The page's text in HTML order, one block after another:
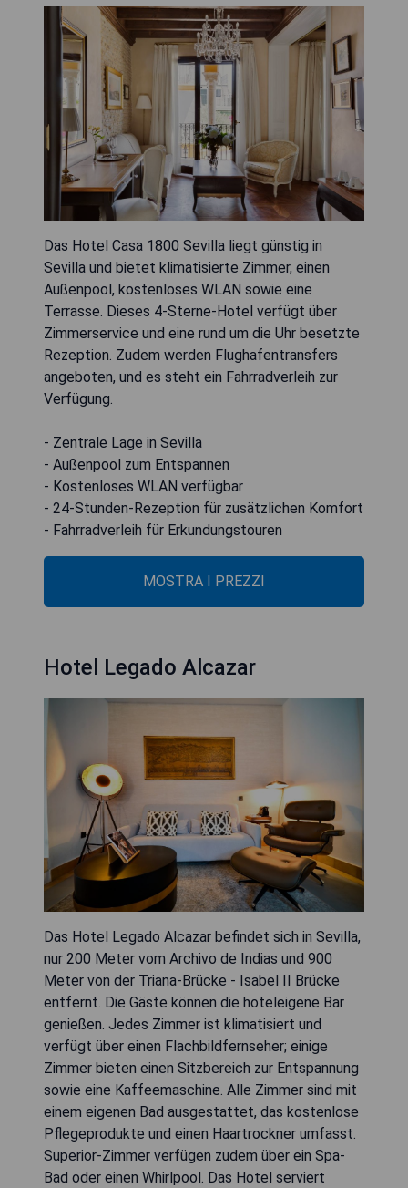
Das Hotel Casa 1800 Sevilla liegt günstig in
Sevilla und bietet klimatisierte Zimmer, einen
Außenpool, kostenloses WLAN sowie eine
Terrasse. Dieses 4-Sterne-Hotel verfügt über
Zimmerservice und eine rund um die Uhr besetzte
Rezeption. Zudem werden Flughafentransfers
angeboten, und es steht ein Fahrradverleih zur
Verfügung.
- Zentrale Lage in Sevilla
- Außenpool zum Entspannen
- Kostenloses WLAN verfügbar
- 24-Stunden-Rezeption für zusätzlichen Komfort
- Fahrradverleih für Erkundungstouren
MOSTRA I PREZZI
Hotel Legado Alcazar
Das Hotel Legado Alcazar befindet sich in Sevilla,
nur 200 Meter vom Archivo de Indias und 900
Meter von der Triana-Brücke - Isabel II Brücke
entfernt. Die Gäste können die hoteleigene Bar
genießen. Jedes Zimmer ist klimatisiert und
verfügt über einen Flachbildfernseher; einige
Zimmer bieten einen Sitzbereich zur Entspannung
sowie eine Kaffeemaschine. Alle Zimmer sind mit
einem eigenen Bad ausgestattet, das kostenlose
Pflegeprodukte und einen Haartrockner umfasst.
Superior-Zimmer verfügen zudem über ein Spa-
Bad oder einen Whirlpool. Das Hotel serviert